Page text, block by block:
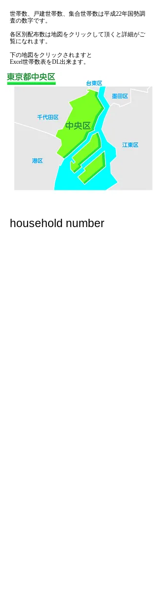
世帯数、戸建世帯数、集合世帯数は平成22年国勢調
査の数字です。
各区別配布数は地図をクリックして頂くと詳細がご
覧になれます。
下の地図をクリックされますと
Excel世帯数表をDL出来ます。
household number